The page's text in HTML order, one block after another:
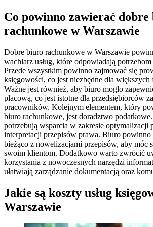
Co powinno zawierać
rachunkowe w Warszawie
Dobre biuro rachunkowe w Warszawie
wachlarz usług, które odpowiadają
Przede wszystkim powinno zajmować się
księgowości, co jest niezbędne dla większych
Ważne jest również, aby biuro mogło
płacową, co jest istotne dla przedsiębiorców
pracowników. Kolejnym elementem, który
biuro rachunkowe, jest doradztwo
potrzebują wsparcia w zakresie optymalizacji
interpretacji przepisów prawa. Biuro powinno
bieżąco z nowelizacjami przepisów, aby móc
swoim klientom. Dodatkowo warto zwrócić
korzystania z nowoczesnych narzędzi
ułatwiają zarządzanie dokumentacją oraz
Jakie są koszty usług
Warszawie